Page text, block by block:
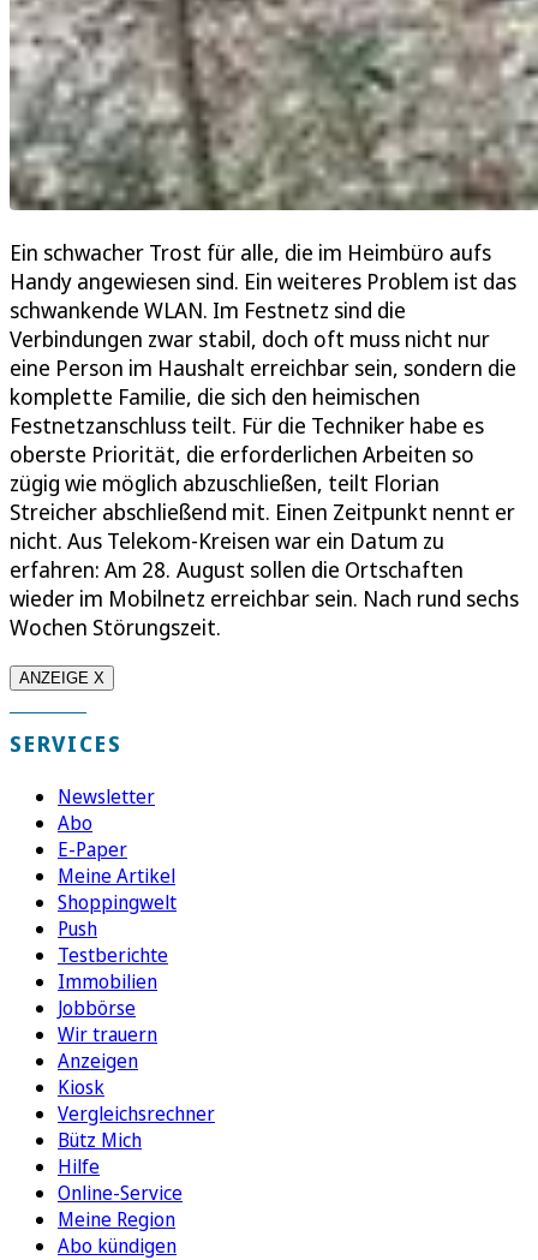
Ein schwacher Trost für alle, die im Heimbüro aufs
Handy angewiesen sind. Ein weiteres Problem ist das
schwankende WLAN. Im Festnetz sind die
Verbindungen zwar stabil, doch oft muss nicht nur
eine Person im Haushalt erreichbar sein, sondern die
komplette Familie, die sich den heimischen
Festnetzanschluss teilt. Für die Techniker habe es
oberste Priorität, die erforderlichen Arbeiten so
zügig wie möglich abzuschließen, teilt Florian
Streicher abschließend mit. Einen Zeitpunkt nennt er
nicht. Aus Telekom-Kreisen war ein Datum zu
erfahren: Am 28. August sollen die Ortschaften
wieder im Mobilnetz erreichbar sein. Nach rund sechs
Wochen Störungszeit.
ANZEIGE X
SERVICES
Newsletter
Abo
E-Paper
Meine Artikel
Shoppingwelt
Push
Testberichte
Immobilien
Jobbörse
Wir trauern
Anzeigen
Kiosk
Vergleichsrechner
Bütz Mich
Hilfe
Online-Service
Meine Region
Abo kündigen